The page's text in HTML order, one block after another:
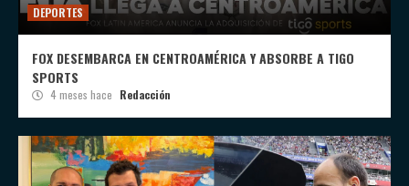
DEPORTES
FOX DESEMBARCA EN CENTROAMÉRICA Y ABSORBE A TIGO
SPORTS
4 meses hace Redacción